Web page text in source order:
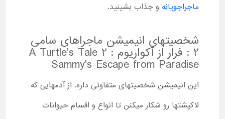
ماجراجویانه و جذاب بشینید.
شخصیتهای انیمیشن ماجراهای سامی
2 : فرار از آکواریوم A Turtle's Tale 2 :
Sammy's Escape from Paradise
این انیمیشن شخصیتهای متفاوتی داره. از آدمهایی که
لاکپشتها رو شکار میکنن تا انواع و اقسام حیوانات